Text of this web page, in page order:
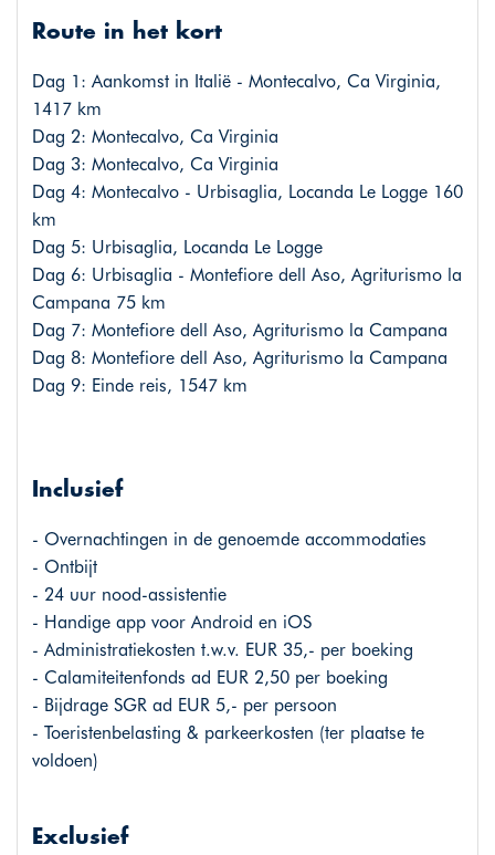
Route in het kort
Dag 1: Aankomst in Italië - Montecalvo, Ca Virginia,
1417 km
Dag 2: Montecalvo, Ca Virginia
Dag 3: Montecalvo, Ca Virginia
Dag 4: Montecalvo - Urbisaglia, Locanda Le Logge 160
km
Dag 5: Urbisaglia, Locanda Le Logge
Dag 6: Urbisaglia - Montefiore dell Aso, Agriturismo la
Campana 75 km
Dag 7: Montefiore dell Aso, Agriturismo la Campana
Dag 8: Montefiore dell Aso, Agriturismo la Campana
Dag 9: Einde reis, 1547 km
Inclusief
- Overnachtingen in de genoemde accommodaties
- Ontbijt
- 24 uur nood-assistentie
- Handige app voor Android en iOS
- Administratiekosten t.w.v. EUR 35,- per boeking
- Calamiteitenfonds ad EUR 2,50 per boeking
- Bijdrage SGR ad EUR 5,- per persoon
- Toeristenbelasting & parkeerkosten (ter plaatse te
voldoen)
Exclusief